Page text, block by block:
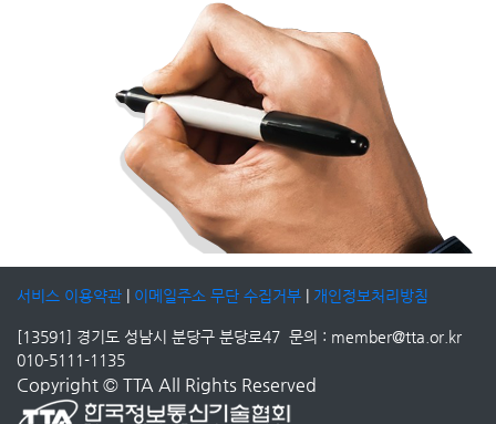
서비스 이용약관 이메일주소 무단 수집거부 개인정보처리방침
[13591] 경기도 성남시 분당구 분당로47 문의 : member@tta.or.kr
010-5111-1135
Copyright © TTA All Rights Reserved